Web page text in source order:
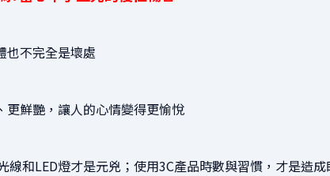
也不完全是壞處
鮮艷，讓人的心情變得更愉悅
和LED燈才是元兇； 使用3C產品時數與習慣，才是造